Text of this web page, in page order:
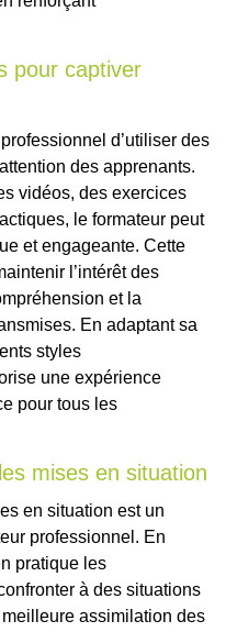
pour captiver
d’utiliser des
des apprenants.
vidéos, des exercices
le formateur peut
et engageante. Cette
l’intérêt des
et la
En adaptant sa
styles
une expérience
pour tous les
mises en situation
en situation est un
professionnel. En
pratique les
à des situations
assimilation des